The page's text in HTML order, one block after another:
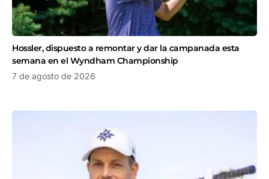
Hossler, dispuesto a remontar y dar la campanada esta
semana en el Wyndham Championship
7 de agosto de 2026